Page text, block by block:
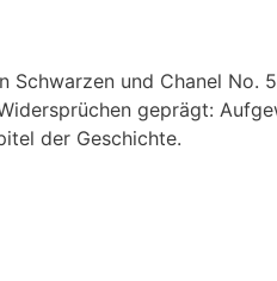
Schwarzen und Chanel
geprägt:
der Geschichte.